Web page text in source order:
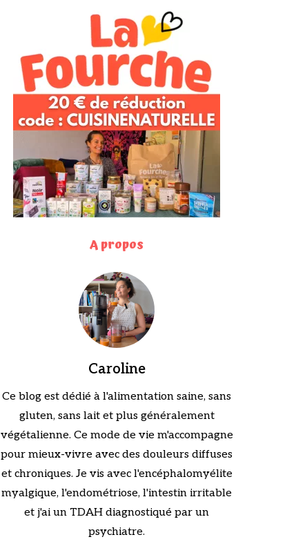
A propos
Caroline
Ce blog est dédié à l'alimentation saine, sans
gluten, sans lait et plus généralement
végétalienne. Ce mode de vie m'accompagne
pour mieux-vivre avec des douleurs diffuses
et chroniques. Je vis avec l'encéphalomyélite
myalgique, l'endométriose, l'intestin irritable
et j'ai un TDAH diagnostiqué par un
psychiatre.